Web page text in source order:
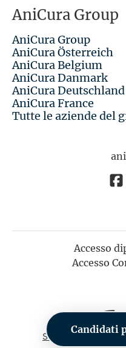
Candidati
AniCura Group
AniCura Group
AniCura Österreich
AniCura Belgium
AniCura Danmark
AniCura Deutschland
AniCura France
Tutte le aziende del
Accesso
Accesso
Sistema di tracking